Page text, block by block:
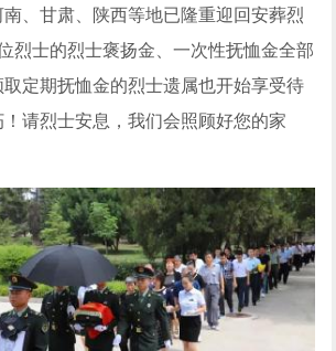
、甘肃、陕西等地已隆重迎回安葬烈
烈士的烈士褒扬金、一次性抚恤金全部
定期抚恤金的烈士遗属也开始享受待
请烈士安息，我们会照顾好您的家